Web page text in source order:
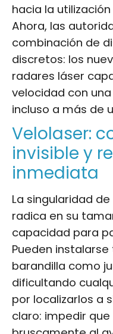
hacia la
Ahora, las
combinación de
discretos: los
radares láser
velocidad con
incluso a más de
Velolaser:
invisible y
inmediata
La singularidad
radica en su
capacidad para
Pueden
barandilla como
dificultando
por localizarlos a
claro: impedir